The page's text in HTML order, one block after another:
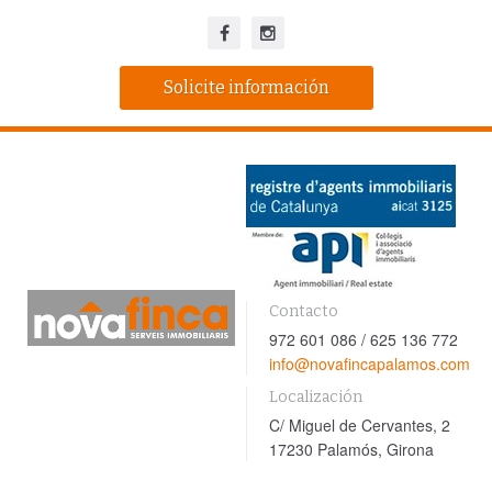
Solicite información
Contacto
972 601 086 / 625 136 772
info@novafincapalamos.com
Localización
C/ Miguel de Cervantes, 2
17230 Palamós, Girona